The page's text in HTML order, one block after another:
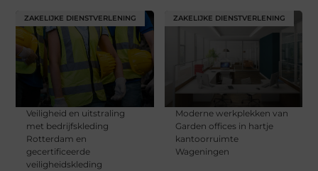
ZAKELIJKE DIENSTVERLENING
Veiligheid en uitstraling
met bedrijfskleding
Rotterdam en
gecertificeerde
veiligheidskleding
ZAKELIJKE DIENSTVERLENING
Moderne werkplekken van
Garden offices in hartje
kantoorruimte
Wageningen